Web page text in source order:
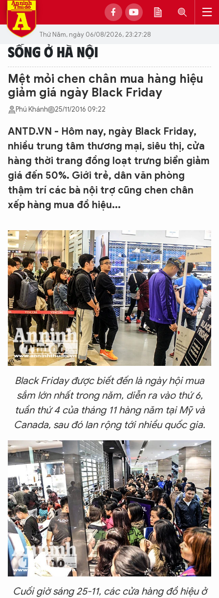
Thứ Năm, ngày 06/08/2026, 23:27:28
SỐNG Ở HÀ NỘI
Mệt mỏi chen chân mua hàng hiệu
giảm giá ngày Black Friday
Phú Khánh 25/11/2016 09:22
ANTD.VN - Hôm nay, ngày Black Friday,
nhiều trung tâm thương mại, siêu thị, cửa
hàng thời trang đồng loạt trưng biển giảm
giá đến 50%. Giới trẻ, dân văn phòng
thậm trí các bà nội trợ cũng chen chân
xếp hàng mua đồ hiệu...
Black Friday được biết đến là ngày hội mua
sắm lớn nhất trong năm, diễn ra vào thứ 6,
tuần thứ 4 của tháng 11 hàng năm tại Mỹ và
Canada, sau đó lan rộng tới nhiều quốc gia.
Cuối giờ sáng 25-11, các cửa hàng đồ hiệu ở